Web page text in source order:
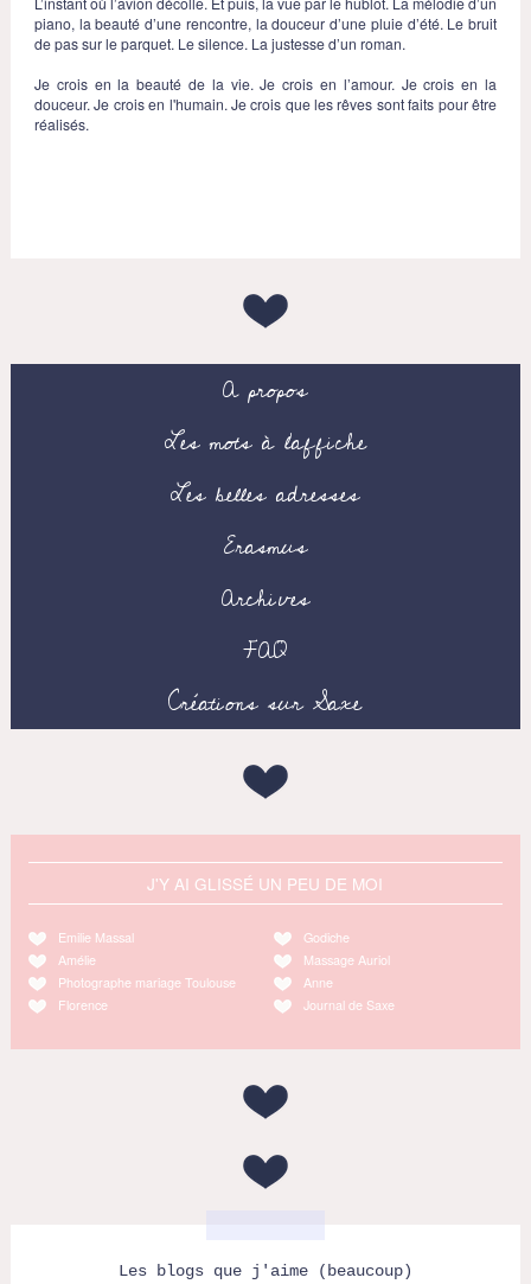
piano, la beauté d’une rencontre, la douceur d’une pluie d’été. Le bruit
de pas sur le parquet. Le silence. La justesse d’un roman.
Je crois en la beauté de la vie. Je crois en l’amour. Je crois en la
douceur. Je crois en l'humain. Je crois que les rêves sont faits pour être
réalisés.
A propos
Les mots à l’affiche
Les belles adresses
Erasmus
Archives
FAQ
Créations sur Saxe
J'Y AI GLISSÉ UN PEU DE MOI
Emilie Massal
Amélie
Photographe mariage Toulouse
Florence
Godiche
Massage Auriol
Anne
Journal de Saxe
Les blogs que j'aime (beaucoup)